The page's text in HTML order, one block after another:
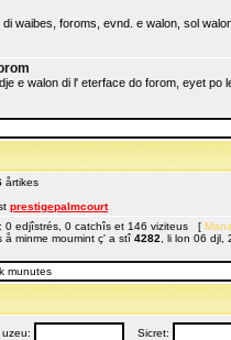
waibes, foroms, evnd. e walon, sol
e walon di l' eterface do forom, eyet
årtikes
prestigepalmcourt
0 edjîstrés, 0 catchîs et 146 viziteus [
minme moumint ç' a stî 4282 , li lon 06
munutes
Sicret: